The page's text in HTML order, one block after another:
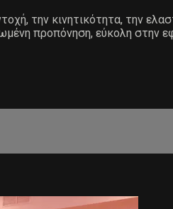
την κινητικότητα, την
προπόνηση, εύκολη στην